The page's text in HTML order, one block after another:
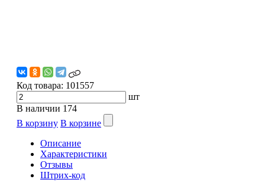
Код товара: 101557
шт
В наличии 174
В корзину В корзине
Описание
Характеристики
Отзывы
Штрих-код